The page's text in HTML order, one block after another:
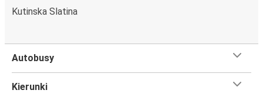
Kutinska Slatina
Autobusy
Kierunki